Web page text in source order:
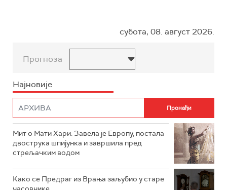
субота, 08. август 2026.
Прогноза
Најновије
Мит о Мати Хари: Завела је Европу, постала
двострука шпијунка и завршила пред
стрељачким водом
Како се Предраг из Врања заљубио у старе